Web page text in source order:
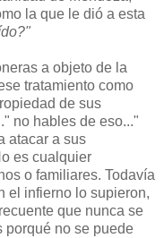
la que le dió a esta
a objeto de la
tratamiento como
de sus
no hables de eso..."
atacar a sus
es cualquier
o familiares. Todavía
el infierno lo supieron,
que nunca se
porqué no se puede